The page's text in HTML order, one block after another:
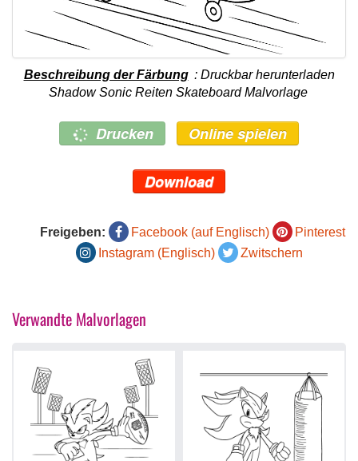
Beschreibung der Färbung : Druckbar herunterladen
Shadow Sonic Reiten Skateboard Malvorlage
Drucken Online spielen
Download
Freigeben: Facebook (auf Englisch)
Pinterest
Instagram (Englisch)
Zwitschern
Verwandte Malvorlagen